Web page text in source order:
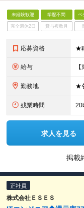
未経験歓迎 学歴不問 ベ
完全週休2日 賞与複数月
応募資格
給与
勤務地
残業時間 20
求人を見る
掲載
正社員
株式会社ＥＳＥＳ